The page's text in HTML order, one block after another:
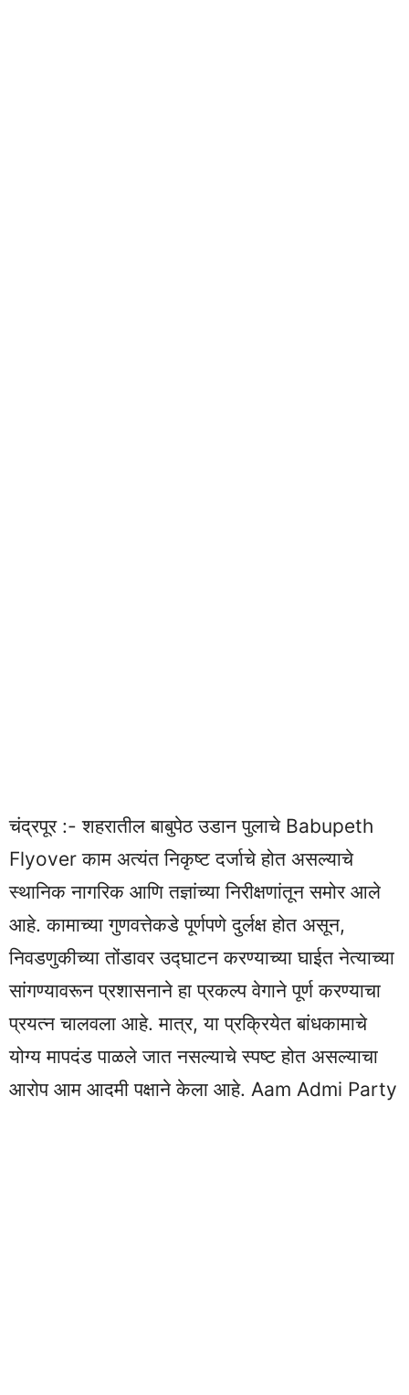
चंद्रपूर :- शहरातील बाबुपेठ उडान पुलाचे Babupeth
Flyover काम अत्यंत निकृष्ट दर्जाचे होत असल्याचे
स्थानिक नागरिक आणि तज्ञांच्या निरीक्षणांतून समोर आले
आहे. कामाच्या गुणवत्तेकडे पूर्णपणे दुर्लक्ष होत असून,
निवडणुकीच्या तोंडावर उद्घाटन करण्याच्या घाईत नेत्याच्या
सांगण्यावरून प्रशासनाने हा प्रकल्प वेगाने पूर्ण करण्याचा
प्रयत्न चालवला आहे. मात्र, या प्रक्रियेत बांधकामाचे
योग्य मापदंड पाळले जात नसल्याचे स्पष्ट होत असल्याचा
आरोप आम आदमी पक्षाने केला आहे. Aam Admi Party